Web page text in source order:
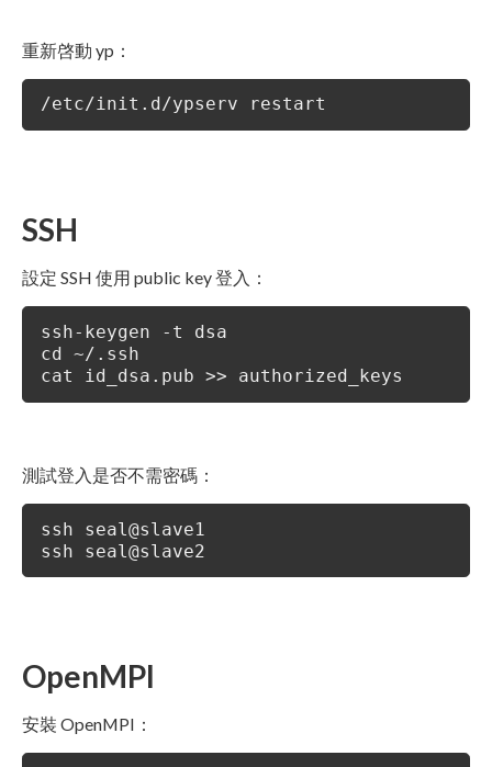
重新啓動 yp：
/etc/init.d/ypserv restart
SSH
設定 SSH 使用 public key 登入：
ssh-keygen -t dsa
cd ~/.ssh
cat id_dsa.pub >> authorized_keys
測試登入是否不需密碼：
ssh seal@slave1
ssh seal@slave2
OpenMPI
安裝 OpenMPI：